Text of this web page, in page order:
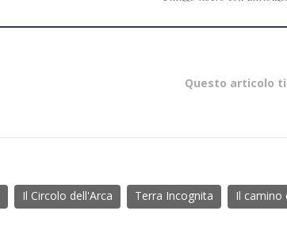
Questo articolo
Il Circolo dell'Arca Terra Incognita Il camino